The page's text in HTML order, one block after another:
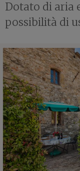
Dotato di aria
possibilità di